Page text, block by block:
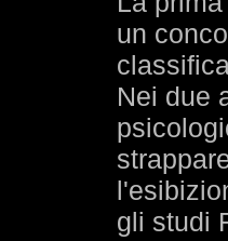
un
Nei due
gli studi